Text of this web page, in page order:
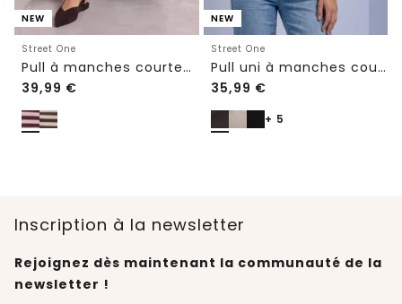
NEW
Street One
Pull à manches courtes à col rond et à rayures
39,99 €
NEW
Street One
Pull uni à manches courtes et col rond
35,99 €
+ 5
Inscription à la newsletter
Rejoignez dès maintenant la communauté de la
newsletter !